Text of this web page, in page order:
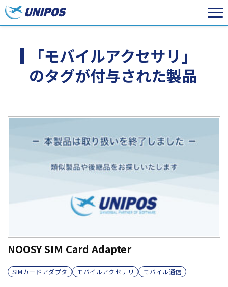
「モバイルアクセサリ」
のタグが付与された製品
NOOSY SIM Card Adapter
SIMカードアダプタ モバイルアクセサリ モバイル通信